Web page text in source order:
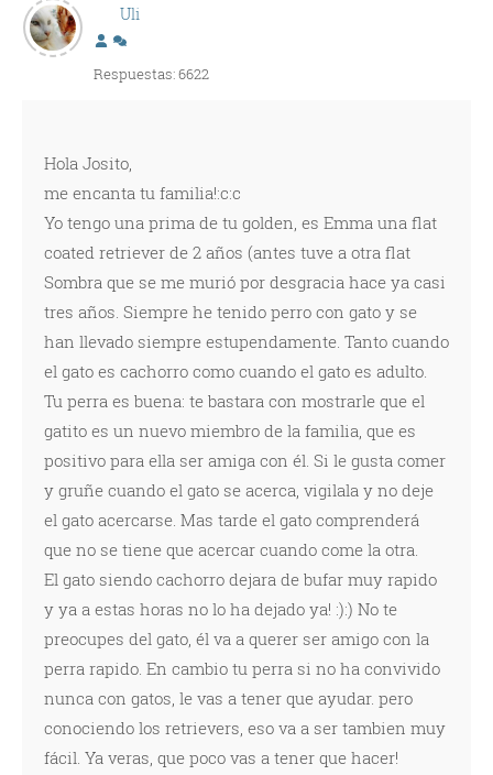
Uli
Respuestas: 6622
Hola Josito,
me encanta tu familia!:c:c
Yo tengo una prima de tu golden, es Emma una flat
coated retriever de 2 años (antes tuve a otra flat
Sombra que se me murió por desgracia hace ya casi
tres años. Siempre he tenido perro con gato y se
han llevado siempre estupendamente. Tanto cuando
el gato es cachorro como cuando el gato es adulto.
Tu perra es buena: te bastara con mostrarle que el
gatito es un nuevo miembro de la familia, que es
positivo para ella ser amiga con él. Si le gusta comer
y gruñe cuando el gato se acerca, vigilala y no deje
el gato acercarse. Mas tarde el gato comprenderá
que no se tiene que acercar cuando come la otra.
El gato siendo cachorro dejara de bufar muy rapido
y ya a estas horas no lo ha dejado ya! :):) No te
preocupes del gato, él va a querer ser amigo con la
perra rapido. En cambio tu perra si no ha convivido
nunca con gatos, le vas a tener que ayudar. pero
conociendo los retrievers, eso va a ser tambien muy
fácil. Ya veras, que poco vas a tener que hacer!